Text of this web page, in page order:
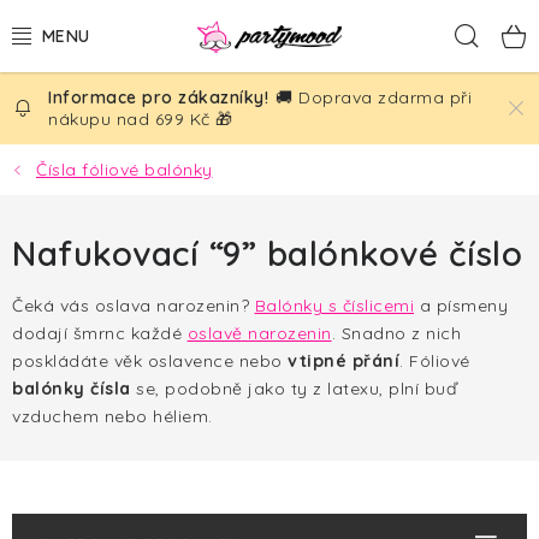
na
BALÓNKY
PÁRTY DEKORACE
TÉMATA
NAROZENINY
SVATBA
🚚 Doprava zdarma při
nákupu nad 699 Kč 🎁
Čísla fóliové balónky
Nafukovací “9” balónkové číslo
Čeká vás oslava narozenin? Balónky s číslicemi a písmeny
dodají šmrnc každé oslavě narozenin. Snadno z nich
poskládáte věk oslavence nebo vtipné přání. Fóliové
balónky čísla se, podobně jako ty z latexu, plní buď
vzduchem nebo héliem.